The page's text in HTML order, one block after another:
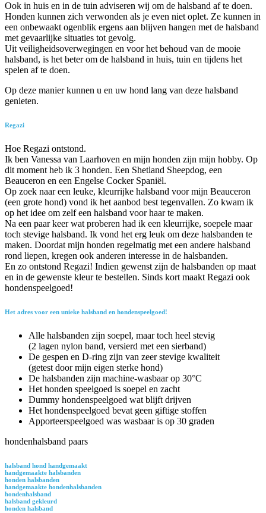
Ook in huis en in de tuin adviseren wij om de halsband af te doen.
Honden kunnen zich verwonden als je even niet oplet. Ze kunnen in
een onbewaakt ogenblik ergens aan blijven hangen met de halsband
met gevaarlijke situaties tot gevolg.
Uit veiligheidsoverwegingen en voor het behoud van de mooie
halsband, is het beter om de halsband in huis, tuin en tijdens het
spelen af te doen.
Op deze manier kunnen u en uw hond lang van deze halsband
genieten.
Regazi
Hoe Regazi ontstond.
Ik ben Vanessa van Laarhoven en mijn honden zijn mijn hobby. Op
dit moment heb ik 3 honden. Een Shetland Sheepdog, een
Beauceron en een Engelse Cocker Spaniël.
Op zoek naar een leuke, kleurrijke halsband voor mijn Beauceron
(een grote hond) vond ik het aanbod best tegenvallen. Zo kwam ik
op het idee om zelf een halsband voor haar te maken.
Na een paar keer wat proberen had ik een kleurrijke, soepele maar
toch stevige halsband. Ik vond het erg leuk om deze halsbanden te
maken. Doordat mijn honden regelmatig met een andere halsband
rond liepen, kregen ook anderen interesse in de halsbanden.
En zo ontstond Regazi! Indien gewenst zijn de halsbanden op maat
en in de gewenste kleur te bestellen. Sinds kort maakt Regazi ook
hondenspeelgoed!
Het adres voor een unieke halsband en hondenspeelgoed!
Alle halsbanden zijn soepel, maar toch heel stevig
(2 lagen nylon band, versierd met een sierband)
De gespen en D-ring zijn van zeer stevige kwaliteit
(getest door mijn eigen sterke hond)
De halsbanden zijn machine-wasbaar op 30°C
Het honden speelgoed is soepel en zacht
Dummy hondenspeelgoed wat blijft drijven
Het hondenspeelgoed bevat geen giftige stoffen
Apporteerspeelgoed was wasbaar is op 30 graden
hondenhalsband paars
halsband hond handgemaakt
handgemaakte halsbanden
honden halsbanden
handgemaakte hondenhalsbanden
hondenhalsband
halsband gekleurd
honden halsband